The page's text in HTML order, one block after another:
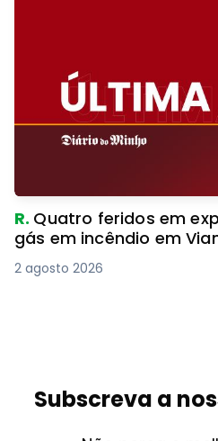
R. Quatro feridos em
gás em incêndio em
2 agosto 2026
Subscreva a